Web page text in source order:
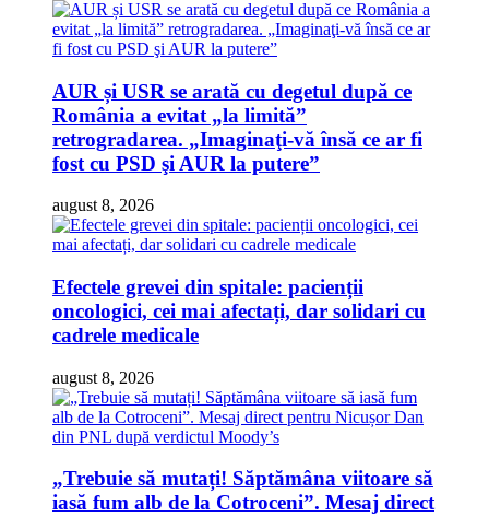
AUR și USR se arată cu degetul după ce
România a evitat „la limită”
retrogradarea. „Imaginaţi-vă însă ce ar fi
fost cu PSD şi AUR la putere”
august 8, 2026
Efectele grevei din spitale: pacienții
oncologici, cei mai afectați, dar solidari cu
cadrele medicale
august 8, 2026
„Trebuie să mutați! Săptămâna viitoare să
iasă fum alb de la Cotroceni”. Mesaj direct